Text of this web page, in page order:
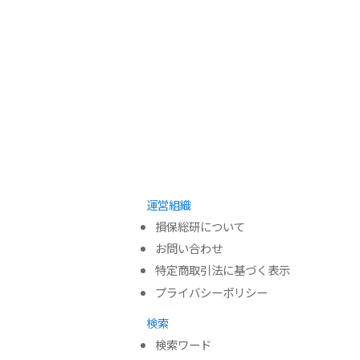
運営組織
損保総研について
お問い合わせ
特定商取引法に基づく表示
プライバシーポリシー
検索
検索ワード